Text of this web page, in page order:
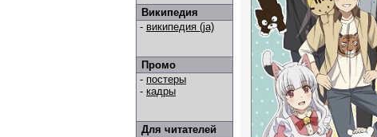
Википедия
- википедия (ja)
Промо
- постеры
- кадры
Для читателей